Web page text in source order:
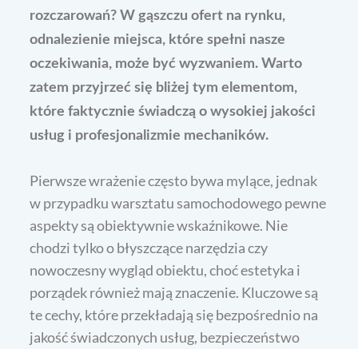
rozczarowań? W gąszczu ofert na rynku,
odnalezienie miejsca, które spełni nasze
oczekiwania, może być wyzwaniem. Warto
zatem przyjrzeć się bliżej tym elementom,
które faktycznie świadczą o wysokiej jakości
usług i profesjonalizmie mechaników.
Pierwsze wrażenie często bywa mylące, jednak
w przypadku warsztatu samochodowego pewne
aspekty są obiektywnie wskaźnikowe. Nie
chodzi tylko o błyszczące narzędzia czy
nowoczesny wygląd obiektu, choć estetyka i
porządek również mają znaczenie. Kluczowe są
te cechy, które przekładają się bezpośrednio na
jakość świadczonych usług, bezpieczeństwo